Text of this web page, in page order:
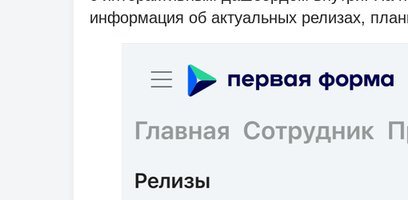
информация об актуальных релизах,